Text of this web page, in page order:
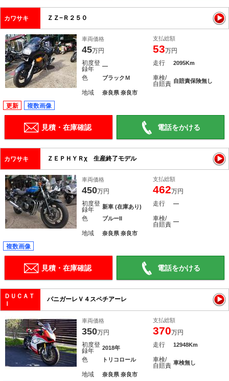
カワサキ ＺＺ−Ｒ２５０
車両価格
45万円
支払総額
53万円
初度登
録年
― 走行 2095Km
色 ブラックＭ
車検/
自賠責 自賠責保険無し
地域 奈良県 奈良市
更新 複数画像
見積・在庫確認 電話をかける
カワサキ ＺＥＰＨＹＲχ 生産終了モデル
車両価格
450万円
支払総額
462万円
初度登
録年
新車 (在庫あり) 走行 ―
色 ブルーII
車検/
自賠責 ―
地域 奈良県 奈良市
複数画像
見積・在庫確認 電話をかける
ＤＵＣＡＴ
Ｉ
パニガーレＶ４スペチアーレ
車両価格
350万円
支払総額
370万円
初度登
録年
2018年 走行 12948Km
色 トリコロール
車検/
自賠責 車検無し
地域 奈良県 奈良市